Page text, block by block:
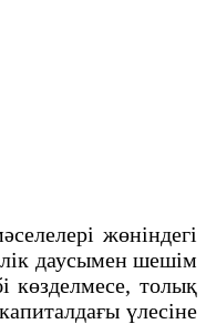
жөнiндегі
даусымен шешiм
көзделмесе, толық
үлесiне